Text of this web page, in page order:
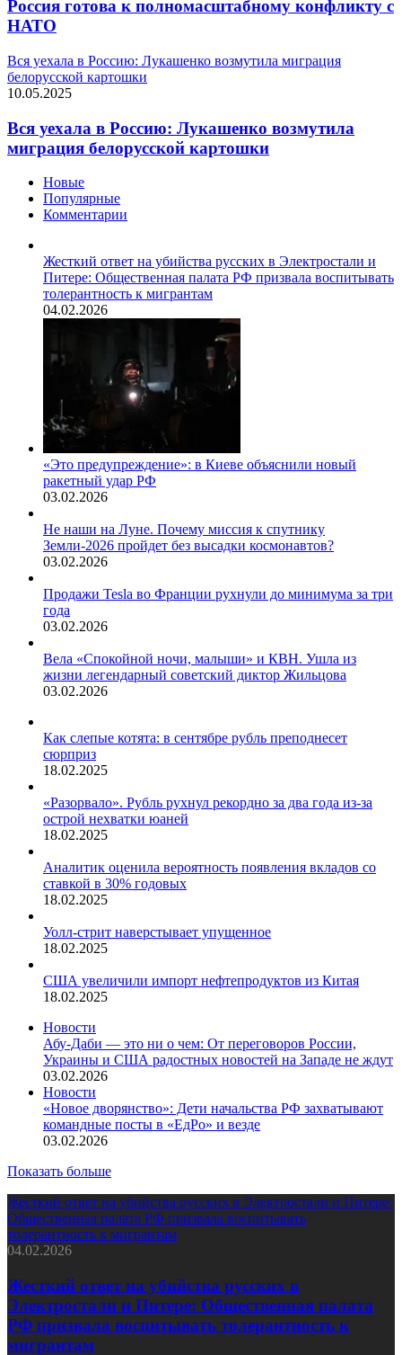
Россия готова к полномасштабному конфликту с
НАТО
Вся уехала в Россию: Лукашенко возмутила миграция
белорусской картошки
10.05.2025
Вся уехала в Россию: Лукашенко возмутила
миграция белорусской картошки
Новые
Популярные
Комментарии
Жесткий ответ на убийства русских в Электростали и
Питере: Общественная палата РФ призвала воспитывать
толерантность к мигрантам
04.02.2026
«Это предупреждение»: в Киеве объяснили новый
ракетный удар РФ
03.02.2026
Не наши на Луне. Почему миссия к спутнику
Земли-2026 пройдет без высадки космонавтов?
03.02.2026
Продажи Tesla во Франции рухнули до минимума за три
года
03.02.2026
Вела «Спокойной ночи, малыши» и КВН. Ушла из
жизни легендарный советский диктор Жильцова
03.02.2026
Как слепые котята: в сентябре рубль преподнесет
сюрприз
18.02.2025
«Разорвало». Рубль рухнул рекордно за два года из-за
острой нехватки юаней
18.02.2025
Аналитик оценила вероятность появления вкладов со
ставкой в 30% годовых
18.02.2025
Уолл-стрит наверстывает упущенное
18.02.2025
США увеличили импорт нефтепродуктов из Китая
18.02.2025
Новости
Абу-Даби — это ни о чем: От переговоров России,
Украины и США радостных новостей на Западе не ждут
03.02.2026
Новости
«Новое дворянство»: Дети начальства РФ захватывают
командные посты в «ЕдРо» и везде
03.02.2026
Показать больше
Жесткий ответ на убийства русских в Электростали и Питере:
Общественная палата РФ призвала воспитывать
толерантность к мигрантам
04.02.2026
Жесткий ответ на убийства русских в
Электростали и Питере: Общественная палата
РФ призвала воспитывать толерантность к
мигрантам